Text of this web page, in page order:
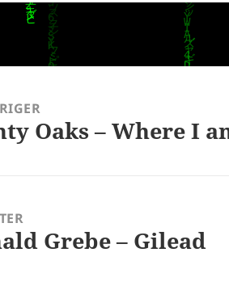
Oaks – Where I
Grebe – Gilead